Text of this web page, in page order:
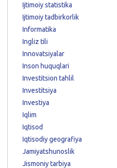
Ijtimoiy statistika
Ijtimoiy tadbirkorlik
Informatika
Ingliz tili
Innovatsiyalar
Inson huquqlari
Investitsion tahlil
Investitsiya
Investiya
Iqlim
Iqtisod
Iqtisodiy geografiya
Jamiyatshunoslik
Jismoniy tarbiya